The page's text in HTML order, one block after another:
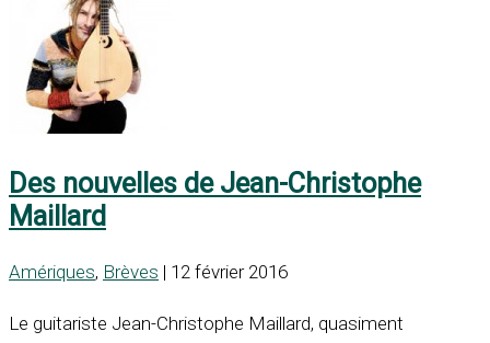
Des nouvelles de Jean-Christophe
Maillard
Amériques, Brèves | 12 février 2016
Le guitariste Jean-Christophe Maillard, quasiment